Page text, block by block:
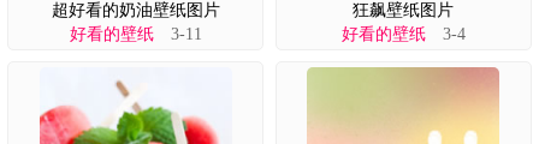
超好看的奶油壁纸图片
好看的壁纸3-11
狂飙壁纸图片
好看的壁纸3-4